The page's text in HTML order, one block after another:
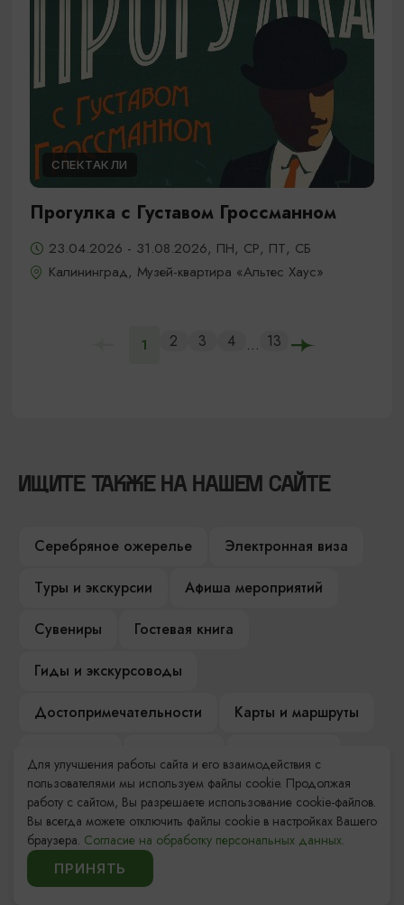
СПЕКТАКЛИ
Прогулка с Густавом Гроссманном
23.04.2026 - 31.08.2026, ПН, СР, ПТ, СБ
Калининград, Музей-квартира «Альтес Хаус»
1 2 3 4 ... 13
ИЩИТЕ ТАКЖЕ НА НАШЕМ САЙТЕ
Серебряное ожерелье
Электронная виза
Туры и экскурсии
Афиша мероприятий
Сувениры
Гостевая книга
Гиды и экскурсоводы
Достопримечательности
Карты и маршруты
Компас Балтийской кухни
Настоящий Калининградец
Музеи
Для улучшения работы сайта и его взаимодействия с
пользователями мы используем файлы cookie. Продолжая
работу с сайтом, Вы разрешаете использование cookie-файлов.
Вы всегда можете отключить файлы cookie в настройках Вашего
браузера. Согласие на обработку персональных данных.
ПРИНЯТЬ